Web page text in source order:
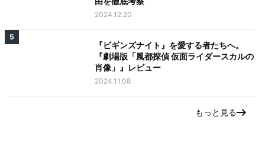
2024.12.20
5
『ビギンズナイト』を愛する者たちへ。
『劇場版「風都探偵 仮面ライダースカルの
肖像」』レビュー
2024.11.08
もっと見る